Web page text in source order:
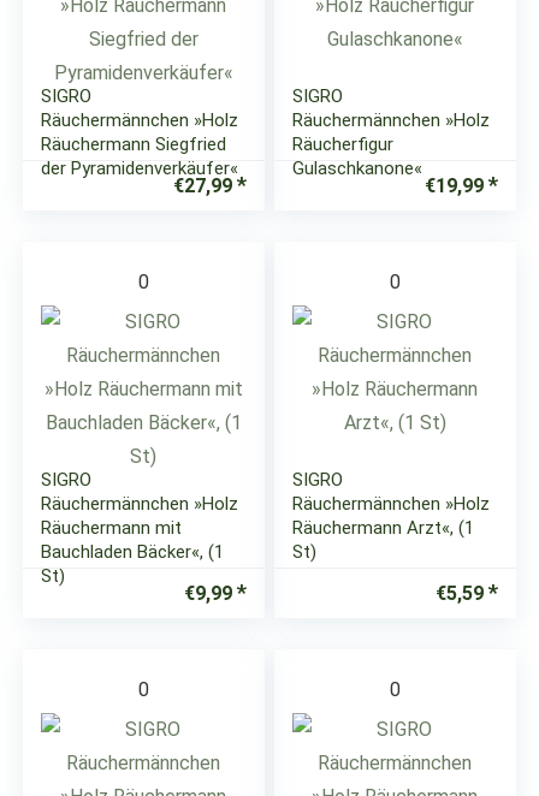
SIGRO
Räuchermännchen »Holz
Räuchermann Siegfried
der Pyramidenverkäufer«
€27,99
SIGRO
Räuchermännchen »Holz
Räucherfigur
Gulaschkanone«
€19,99
0
SIGRO
Räuchermännchen »Holz
Räuchermann mit
Bauchladen Bäcker«, (1
St)
€9,99
0
SIGRO
Räuchermännchen »Holz
Räuchermann Arzt«, (1
St)
€5,59
0 0